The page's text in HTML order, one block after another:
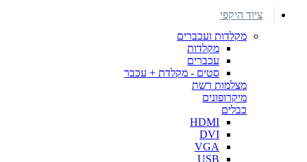
ציוד היקפי
מקלדות ועכברים
מקלדות
עכברים
סטים - מקלדת + עכבר
מצלמות רשת
מיקרופונים
כבלים
HDMI
DVI
VGA
USB